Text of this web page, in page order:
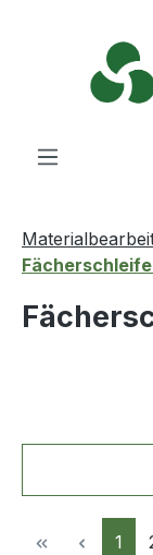
Seite
1